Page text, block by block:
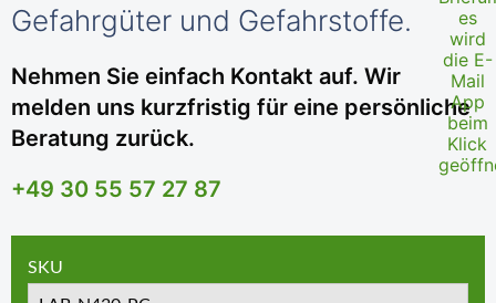
Gefahrgüter und Gefahrstoffe.
Nehmen Sie einfach Kontakt auf. Wir
melden uns kurzfristig für eine persönliche
Beratung zurück.
+49 30 55 57 27 87
SKU